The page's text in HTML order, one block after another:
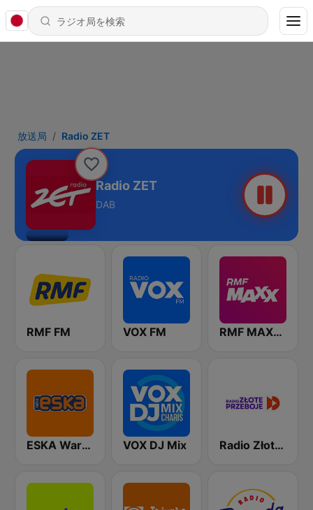
放送局 Radio ZET
Radio ZET
DAB
RMF FM VOX FM RMF MAXXX
ESKA Warszawa VOX DJ Mix Radio Złote Przeboje